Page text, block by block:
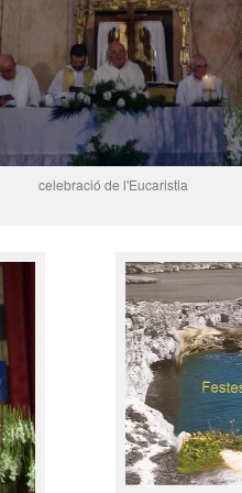
celebració de l'Eucaristia